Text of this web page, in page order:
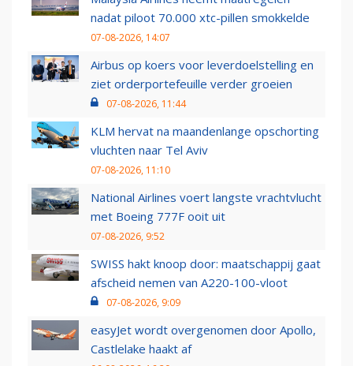
nadat piloot 70.000 xtc-pillen smokkelde
07-08-2026, 14:07
Airbus op koers voor leverdoelstelling en
ziet orderportefeuille verder groeien
07-08-2026, 11:44
KLM hervat na maandenlange opschorting
vluchten naar Tel Aviv
07-08-2026, 11:10
National Airlines voert langste vrachtvlucht
met Boeing 777F ooit uit
07-08-2026, 9:52
SWISS hakt knoop door: maatschappij gaat
afscheid nemen van A220-100-vloot
07-08-2026, 9:09
easyJet wordt overgenomen door Apollo,
Castlelake haakt af